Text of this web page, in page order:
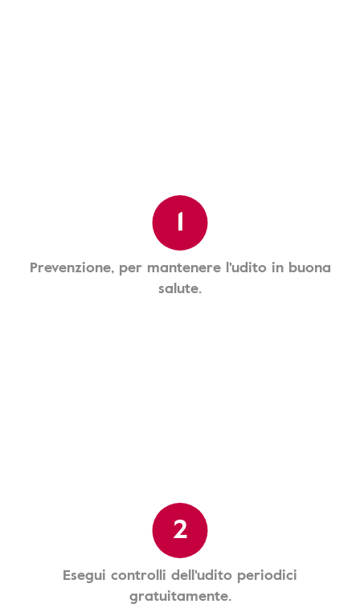
1
Prevenzione, per mantenere l'udito in buona
salute.
2
Esegui controlli dell'udito periodici
gratuitamente.